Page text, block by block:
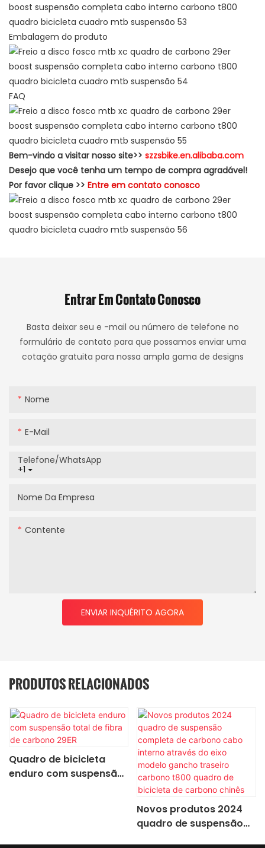
Embalagem do produto
FAQ
Bem-vindo a visitar nosso site>> szzsbike.en.alibaba.com
Desejo que você tenha um tempo de compra agradável!
Por favor clique >> Entre em contato conosco
Entrar Em Contato Conosco
Basta deixar seu e -mail ou número de telefone no
formulário de contato para que possamos enviar uma
cotação gratuita para nossa ampla gama de designs
Nome
E-Mail
+1
Telefone/WhatsApp
Nome Da Empresa
Contente
ENVIAR INQUÉRITO AGORA
PRODUTOS RELACIONADOS
Quadro de bicicleta
enduro com suspensão
Novos produtos 2024
quadro de suspensão